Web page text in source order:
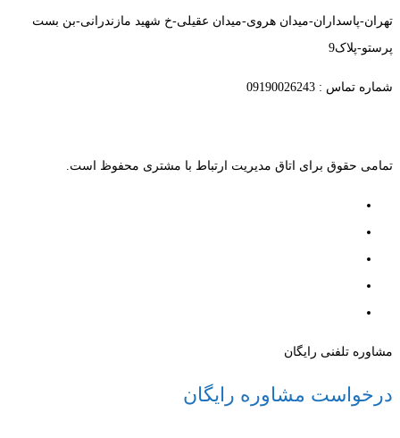
تهران-پاسداران-میدان هروی-میدان عقیلی-خ شهید مازندرانی-بن بست
پرستو-پلاک9
شماره تماس : 09190026243
تمامی حقوق برای اتاق مدیریت ارتباط با مشتری محفوظ است.
مشاوره تلفنی رایگان
درخواست مشاوره رایگان